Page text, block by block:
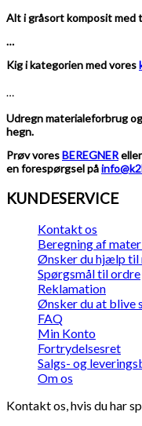
Alt i gråsort komposit
…
Kig i kategorien med vores
…
Udregn materialeforbrug
hegn.
Prøv voresBEREGNER
en forespørgsel på
KUNDESERVICE
Kontakt os
Beregning af
Ønsker du hjælp til
Spørgsmål til ordre
Reklamation
Ønsker du at blive
FAQ
Min Konto
Fortrydelsesret
Salgs- og
Om os
Kontakt os, hvis du har